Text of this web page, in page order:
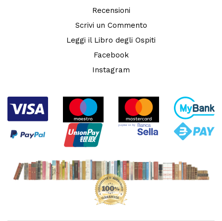
Recensioni
Scrivi un Commento
Leggi il Libro degli Ospiti
Facebook
Instagram